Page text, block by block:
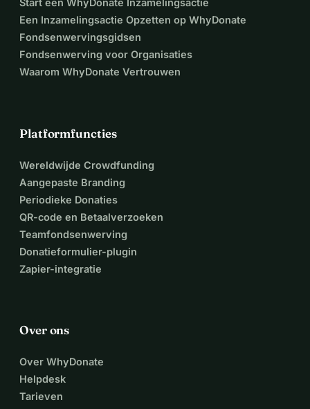
Start een WhyDonate Inzamelingsactie
Een Inzamelingsactie Opzetten op WhyDonate
Fondsenwervingsgidsen
Fondsenwerving voor Organisaties
Waarom WhyDonate Vertrouwen
Platformfuncties
Wereldwijde Crowdfunding
Aangepaste Branding
Periodieke Donaties
QR-code en Betaalverzoeken
Teamfondsenwerving
Donatieformulier-plugin
Zapier-integratie
Over ons
Over WhyDonate
Helpdesk
Tarieven